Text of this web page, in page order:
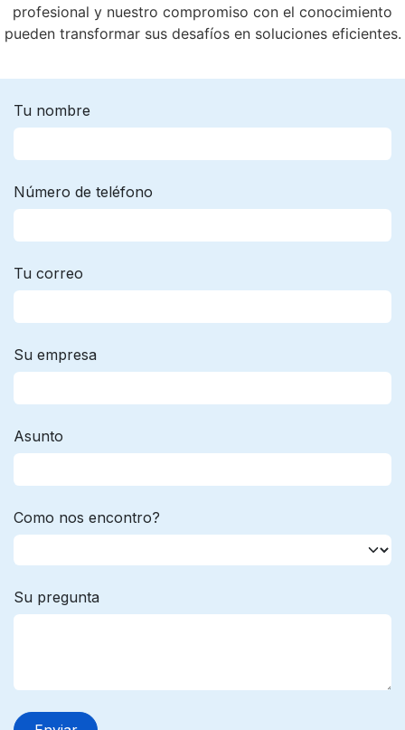
profesional y nuestro compromiso con el conocimiento
pueden transformar sus desafíos en soluciones eficientes.